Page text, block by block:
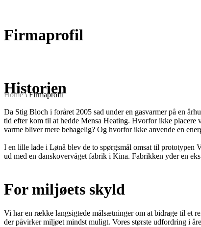
Firmaprofil
Home\Firmaprofil
Historien
Da Stig Bloch i foråret 2005 sad under en gasvarmer på en
tid efter kom til at hedde Mensa Heating. Hvorfor ikke placere
varme bliver mere behagelig? Og hvorfor ikke anvende en
I en lille lade i Lønå blev de to spørgsmål omsat til prototypen
ud med en danskovervåget fabrik i Kina. Fabrikken yder en
For miljøets skyld
Vi har en række langsigtede målsætninger om at bidrage til et
der påvirker miljøet mindst muligt. Vores største udfordring i